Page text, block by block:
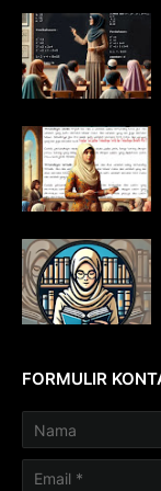
FORMULIR